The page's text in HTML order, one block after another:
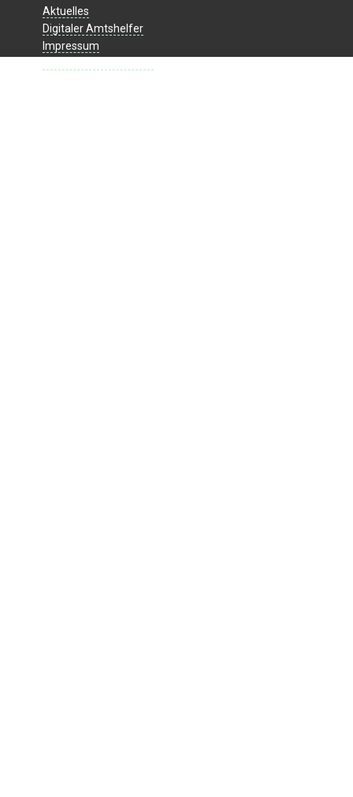
Aktuelles
Digitaler Amtshelfer
Impressum